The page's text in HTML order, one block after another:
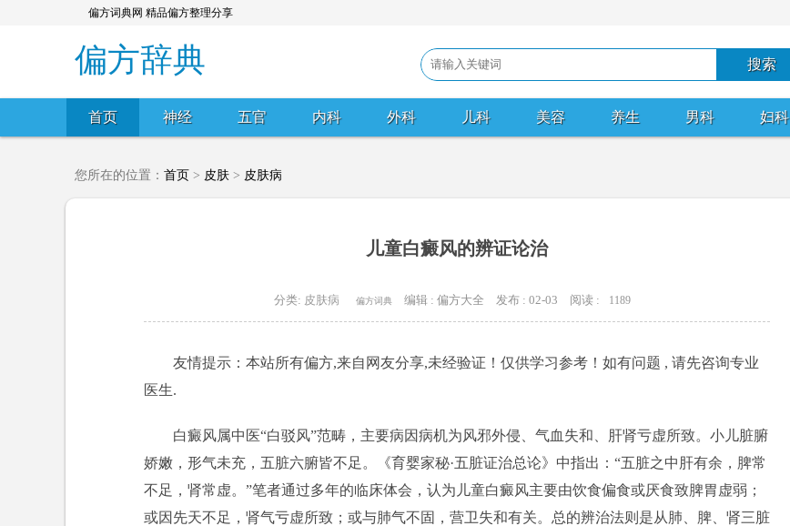
偏方词典网 精品偏方整理分享
偏方辞典
首页 神经 五官 内科 外科 儿科 美容 养生 男科 妇科
您所在的位置： 首页 > 皮肤 > 皮肤病
儿童白癜风的辨证论治
分类: 皮肤病 偏方词典 编辑 : 偏方大全 发布 : 02-03 阅读 : 1189
友情提示：本站所有偏方,来自网友分享,未经验证！仅供学习参考！如有问题 , 请先咨询专业
医生.
白癜风属中医“白驳风”范畴，主要病因病机为风邪外侵、气血失和、肝肾亏虚所致。小儿脏腑
娇嫩，形气未充，五脏六腑皆不足。《育婴家秘·五脏证治总论》中指出：“五脏之中肝有余，脾常
不足，肾常虚。”笔者通过多年的临床体会，认为儿童白癜风主要由饮食偏食或厌食致脾胃虚弱；
或因先天不足，肾气亏虚所致；或与肺气不固，营卫失和有关。总的辨治法则是从肺、脾、肾三脏